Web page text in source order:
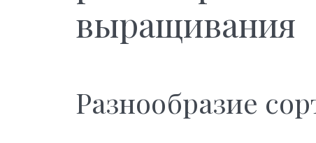
выращивания
Разнообразие